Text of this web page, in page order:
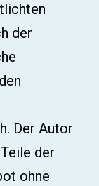
der
Der Autor
der
ohne